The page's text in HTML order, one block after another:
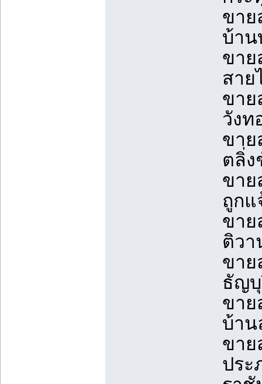
ขาย
บ้าน
ขาย
สาย
ขาย
วังท
ขาย
ตลิ่ง
ขาย
ถูกแ
ขาย
ติวา
ขาย
ธัญบุ
ขาย
บ้าน
ขาย
ประ